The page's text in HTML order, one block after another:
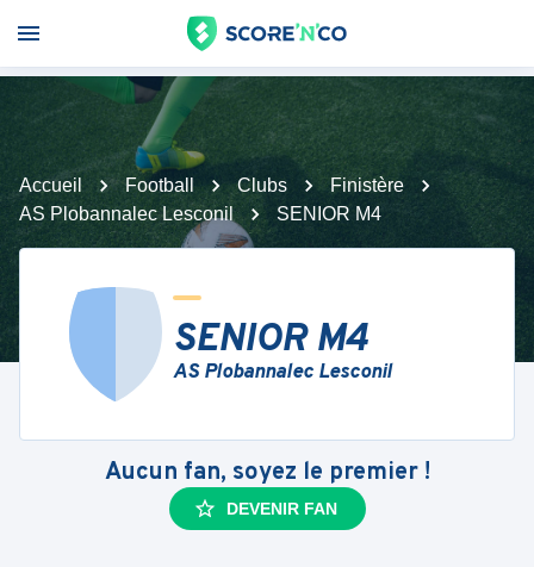
Accueil Football Clubs
Finistère
AS Plobannalec Lesconil
SENIOR M4
SENIOR M4
AS Plobannalec Lesconil
Aucun fan, soyez le premier !
DEVENIR FAN